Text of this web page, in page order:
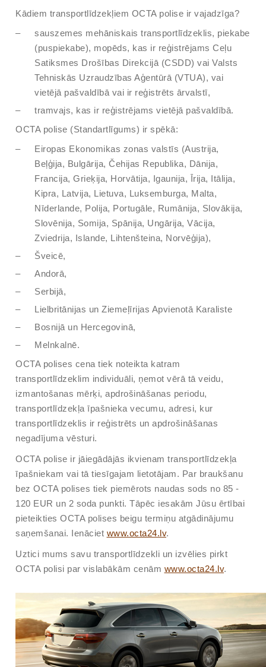
Kādiem transportlīdzekļiem OCTA polise ir vajadzīga?
sauszemes mehāniskais transportlīdzeklis, piekabe
(puspiekabe), mopēds, kas ir reģistrējams Ceļu
Satiksmes Drošības Direkcijā (CSDD) vai Valsts
Tehniskās Uzraudzības Aģentūrā (VTUA), vai
vietējā pašvaldībā vai ir reģistrēts ārvalstī,
tramvajs, kas ir reģistrējams vietējā pašvaldībā.
OCTA polise (Standartlīgums) ir spēkā:
Eiropas Ekonomikas zonas valstīs (Austrija,
Beļģija, Bulgārija, Čehijas Republika, Dānija,
Francija, Grieķija, Horvātija, Igaunija, Īrija, Itālija,
Kipra, Latvija, Lietuva, Luksemburga, Malta,
Nīderlande, Polija, Portugāle, Rumānija, Slovākija,
Slovēnija, Somija, Spānija, Ungārija, Vācija,
Zviedrija, Islande, Lihtenšteina, Norvēģija),
Šveicē,
Andorā,
Serbijā,
Lielbritānijas un Ziemeļīrijas Apvienotā Karaliste
Bosnijā un Hercegovinā,
Melnkalnē.
OCTA polises cena tiek noteikta katram
transportlīdzeklim individuāli, ņemot vērā tā veidu,
izmantošanas mērķi, apdrošināšanas periodu,
transportlīdzekļa īpašnieka vecumu, adresi, kur
transportlīdzeklis ir reģistrēts un apdrošināšanas
negadījuma vēsturi.
OCTA polise ir jāiegādājās ikvienam transportlīdzekļa
īpašniekam vai tā tiesīgajam lietotājam. Par braukšanu
bez OCTA polises tiek piemērots naudas sods no 85 -
120 EUR un 2 soda punkti. Tāpēc iesakām Jūsu ērtībai
pieteikties OCTA polises beigu termiņu atgādinājumu
saņemšanai. Ienāciet www.octa24.lv.
Uztici mums savu transportlīdzekli un izvēlies pirkt
OCTA polisi par vislabākām cenām www.octa24.lv.